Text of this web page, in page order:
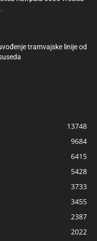
tramvajske linije od
13748
9684
6415
5428
3733
3455
2387
2022